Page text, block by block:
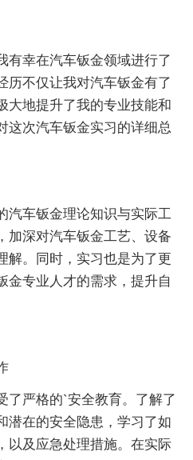
幸在汽车钣金领域进行了
历不仅让我对汽车钣金有了
大地提升了我的专业技能和
这次汽车钣金实习的详细总
车钣金理论知识与实际工
加深对汽车钣金工艺、设备
解。同时，实习也是为了更
金专业人才的需求，提升自
严格的`安全教育。了解了
潜在的安全隐患，学习了如
以及应急处理措施。在实际